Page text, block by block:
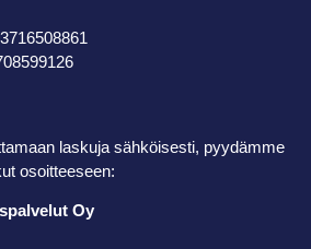
laskuja sähköisesti, pyydämme
osoitteeseen:
Oy